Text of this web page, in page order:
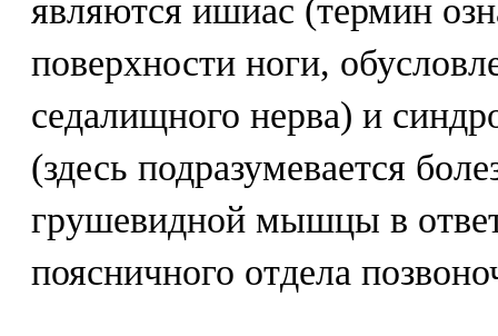
являются ишиас (термин
поверхности ноги,
седалищного нерва) и
(здесь подразумевается
грушевидной мышцы в
поясничного отдела